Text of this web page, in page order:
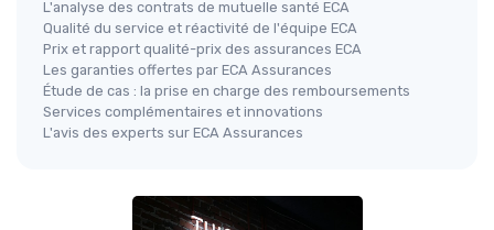
L'analyse des contrats de mutuelle santé ECA
Qualité du service et réactivité de l'équipe ECA
Prix et rapport qualité-prix des assurances ECA
Les garanties offertes par ECA Assurances
Étude de cas : la prise en charge des remboursements
Services complémentaires et innovations
L'avis des experts sur ECA Assurances